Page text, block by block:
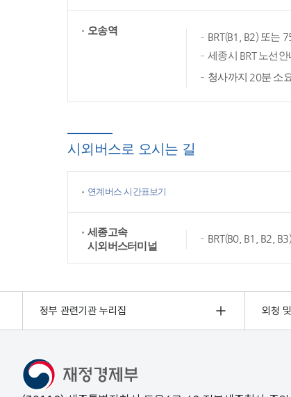
오송역
BRT(B1, B2) 또는
세종시 BRT 노선
청사까지 20분 소
시외버스로 오시는 길
연계버스 시간표보기
세종고속
시외버스터미널
BRT(B0, B1, B2,
정부 관련기관 누리집 외청